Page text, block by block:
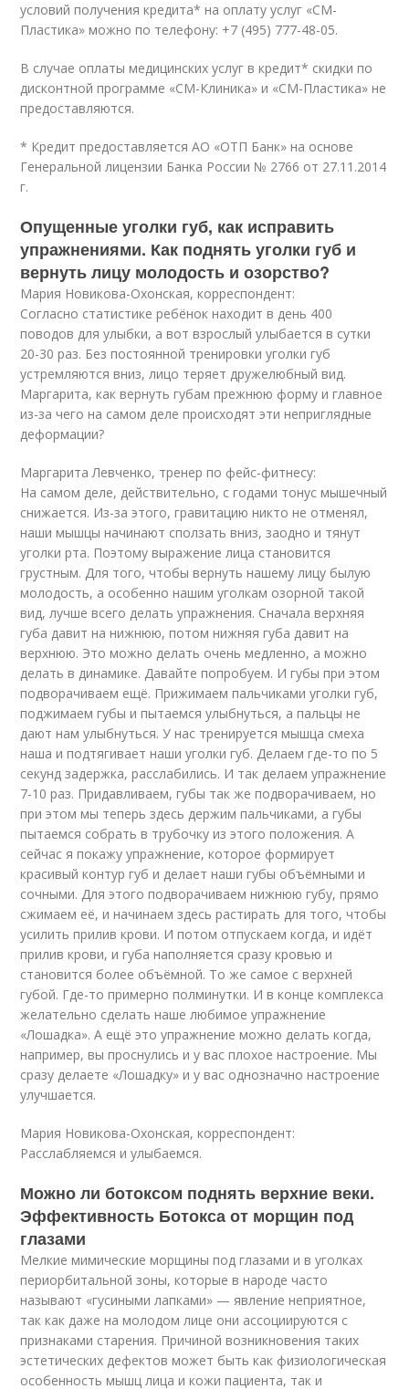
условий получения кредита* на оплату услуг «СМ-
Пластика» можно по телефону: +7 (495) 777-48-05.
В случае оплаты медицинских услуг в кредит* скидки по
дисконтной программе «СМ-Клиника» и «СМ-Пластика» не
предоставляются.
* Кредит предоставляется АО «ОТП Банк» на основе
Генеральной лицензии Банка России № 2766 от 27.11.2014
г.
Опущенные уголки губ, как исправить
упражнениями. Как поднять уголки губ и
вернуть лицу молодость и озорство?
Мария Новикова-Охонская, корреспондент:
Согласно статистике ребёнок находит в день 400
поводов для улыбки, а вот взрослый улыбается в сутки
20-30 раз. Без постоянной тренировки уголки губ
устремляются вниз, лицо теряет дружелюбный вид.
Маргарита, как вернуть губам прежнюю форму и главное
из-за чего на самом деле происходят эти неприглядные
деформации?
Маргарита Левченко, тренер по фейс-фитнесу:
На самом деле, действительно, с годами тонус мышечный
снижается. Из-за этого, гравитацию никто не отменял,
наши мышцы начинают сползать вниз, заодно и тянут
уголки рта. Поэтому выражение лица становится
грустным. Для того, чтобы вернуть нашему лицу былую
молодость, а особенно нашим уголкам озорной такой
вид, лучше всего делать упражнения. Сначала верхняя
губа давит на нижнюю, потом нижняя губа давит на
верхнюю. Это можно делать очень медленно, а можно
делать в динамике. Давайте попробуем. И губы при этом
подворачиваем ещё. Прижимаем пальчиками уголки губ,
поджимаем губы и пытаемся улыбнуться, а пальцы не
дают нам улыбнуться. У нас тренируется мышца смеха
наша и подтягивает наши уголки губ. Делаем где-то по 5
секунд задержка, расслабились. И так делаем упражнение
7-10 раз. Придавливаем, губы так же подворачиваем, но
при этом мы теперь здесь держим пальчиками, а губы
пытаемся собрать в трубочку из этого положения. А
сейчас я покажу упражнение, которое формирует
красивый контур губ и делает наши губы объёмными и
сочными. Для этого подворачиваем нижнюю губу, прямо
сжимаем её, и начинаем здесь растирать для того, чтобы
усилить прилив крови. И потом отпускаем когда, и идёт
прилив крови, и губа наполняется сразу кровью и
становится более объёмной. То же самое с верхней
губой. Где-то примерно полминутки. И в конце комплекса
желательно сделать наше любимое упражнение
«Лошадка». А ещё это упражнение можно делать когда,
например, вы проснулись и у вас плохое настроение. Мы
сразу делаете «Лошадку» и у вас однозначно настроение
улучшается.
Мария Новикова-Охонская, корреспондент:
Расслабляемся и улыбаемся.
Можно ли ботоксом поднять верхние веки.
Эффективность Ботокса от морщин под
глазами
Мелкие мимические морщины под глазами и в уголках
периорбитальной зоны, которые в народе часто
называют «гусиными лапками» — явление неприятное,
так как даже на молодом лице они ассоциируются с
признаками старения. Причиной возникновения таких
эстетических дефектов может быть как физиологическая
особенность мышц лица и кожи пациента, так и